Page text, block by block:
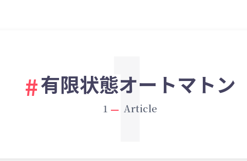
有限状態オートマトン
1 Article
1